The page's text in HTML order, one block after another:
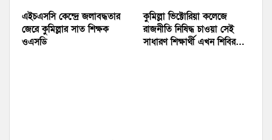
এইচএসসি কেন্দ্রে জলাবদ্ধতার
জেরে কুমিল্লার সাত শিক্ষক
ওএসডি
কুমিল্লা ভিক্টোরিয়া কলেজে
রাজনীতি নিষিদ্ধ চাওয়া সেই
সাধারণ শিক্ষার্থী এখন শিবির…